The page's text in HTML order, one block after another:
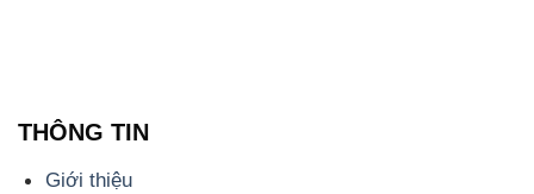
THÔNG TIN
Giới thiệu